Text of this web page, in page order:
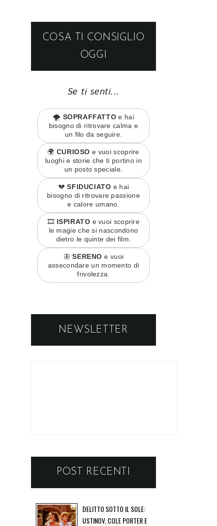
COSA TI CONSIGLIO
OGGI
Se ti senti...
🌪️ SOPRAFFATTO e hai
bisogno di ritrovare calma e
un filo da seguire.
🌍 CURIOSO e vuoi scoprire
luoghi e storie che ti portino in
un posto speciale.
💔SFIDUCIATO e hai
bisogno di ritrovare passione
e calore umano.
🎞️ ISPIRATO e vuoi scoprire
le magie che si nascondono
dietro le quinte dei film.
🦋SERENO e vuoi
assecondare un momento di
frivolezza.
NEWSLETTER
POST RECENTI
DELITTO SOTTO IL SOLE:
USTINOV, COLE PORTER E